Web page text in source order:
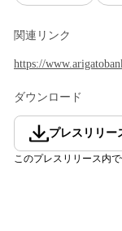
関連リンク
https://
ダウンロード
プレスリリー
このプレスリリース内